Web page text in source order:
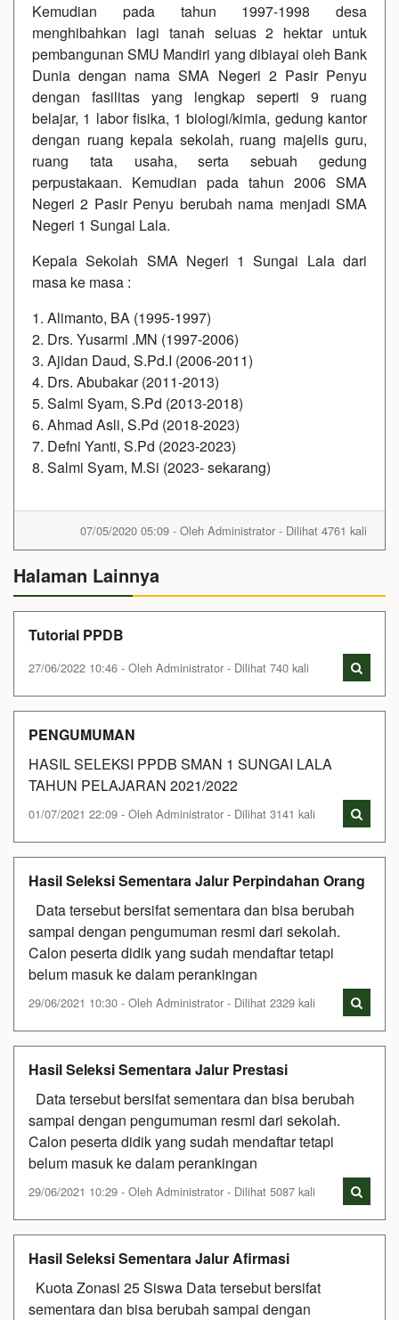
Kemudian pada tahun 1997-1998 desa
menghibahkan lagi tanah seluas 2 hektar untuk
pembangunan SMU Mandiri yang dibiayai oleh Bank
Dunia dengan nama SMA Negeri 2 Pasir Penyu
dengan fasilitas yang lengkap seperti 9 ruang
belajar, 1 labor fisika, 1 biologi/kimia, gedung kantor
dengan ruang kepala sekolah, ruang majelis guru,
ruang tata usaha, serta sebuah gedung
perpustakaan. Kemudian pada tahun 2006 SMA
Negeri 2 Pasir Penyu berubah nama menjadi SMA
Negeri 1 Sungai Lala.
Kepala Sekolah SMA Negeri 1 Sungai Lala dari
masa ke masa :
1. Alimanto, BA (1995-1997)
2. Drs. Yusarmi .MN (1997-2006)
3. Ajidan Daud, S.Pd.I (2006-2011)
4. Drs. Abubakar (2011-2013)
5. Salmi Syam, S.Pd (2013-2018)
6. Ahmad Asli, S.Pd (2018-2023)
7. Defni Yanti, S.Pd (2023-2023)
8. Salmi Syam, M.Si (2023- sekarang)
07/05/2020 05:09 - Oleh Administrator - Dilihat 4761 kali
Halaman Lainnya
Tutorial PPDB
27/06/2022 10:46 - Oleh Administrator - Dilihat 740 kali
PENGUMUMAN
HASIL SELEKSI PPDB SMAN 1 SUNGAI LALA
TAHUN PELAJARAN 2021/2022
01/07/2021 22:09 - Oleh Administrator - Dilihat 3141 kali
Hasil Seleksi Sementara Jalur Perpindahan Orang
Data tersebut bersifat sementara dan bisa berubah
sampai dengan pengumuman resmi dari sekolah.
Calon peserta didik yang sudah mendaftar tetapi
belum masuk ke dalam perankingan
29/06/2021 10:30 - Oleh Administrator - Dilihat 2329 kali
Hasil Seleksi Sementara Jalur Prestasi
Data tersebut bersifat sementara dan bisa berubah
sampai dengan pengumuman resmi dari sekolah.
Calon peserta didik yang sudah mendaftar tetapi
belum masuk ke dalam perankingan
29/06/2021 10:29 - Oleh Administrator - Dilihat 5087 kali
Hasil Seleksi Sementara Jalur Afirmasi
Kuota Zonasi 25 Siswa Data tersebut bersifat
sementara dan bisa berubah sampai dengan